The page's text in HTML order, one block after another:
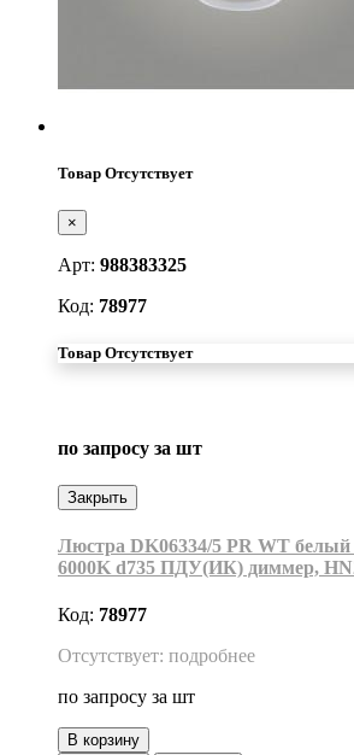
Товар Отсутствует
×
Арт: 988383325
Код: 78977
Товар Отсутствует
по запросу за шт
Закрыть
Люстра DK06334/5 PR WT
6000K d735 ПДУ(ИК) диммер,
Код: 78977
Отсутствует: подробнее
по запросу за шт
В корзину